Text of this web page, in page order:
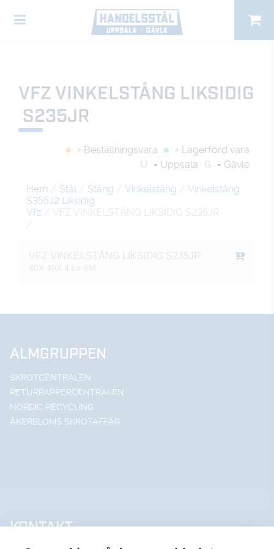
VFZ VINKELSTÅNG LIKSIDIG
S235JR
= Beställningsvara
= Lagerförd vara
U
= Uppsala G = Gävle
Hem / Stål / Stång / Vinkelstång / Vinkelstång
S355J2 Liksidig
Vfz / VFZ VINKELSTÅNG LIKSIDIG S235JR
/
VFZ VINKELSTÅNG LIKSIDIG S235JR
40X 40X 4 L= 6M
ALMGRUPPEN
SKROTCENTRALEN
RETURPAPPERCENTRALEN
NORDIC RECYCLING
ÅKERBLOMS SKROTAFFÄR
KONTAKT